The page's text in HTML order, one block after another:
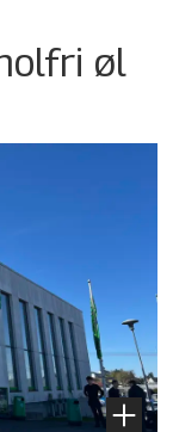
øl